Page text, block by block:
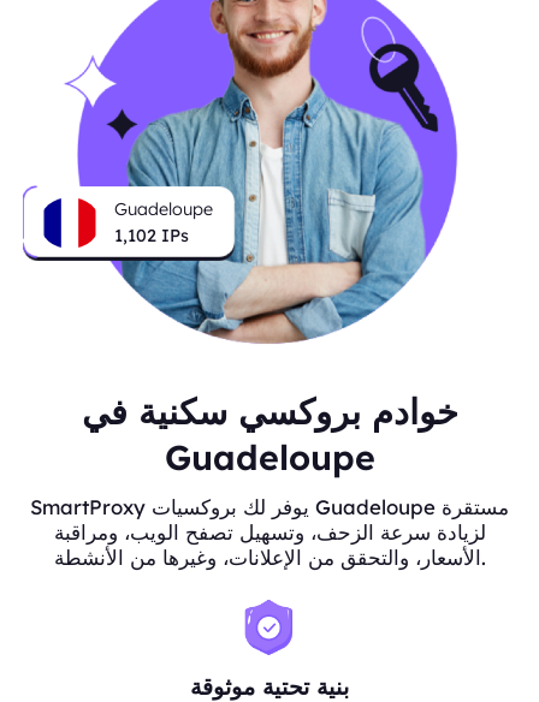
Guadeloupe
1,102 IPs
خوادم بروكسي سكنية في
Guadeloupe
SmartProxy يوفر لك بروكسيات Guadeloupe مستقرة
لزيادة سرعة الزحف، وتسهيل تصفح الويب، ومراقبة
الأسعار، والتحقق من الإعلانات، وغيرها من الأنشطة.
بنية تحتية موثوقة